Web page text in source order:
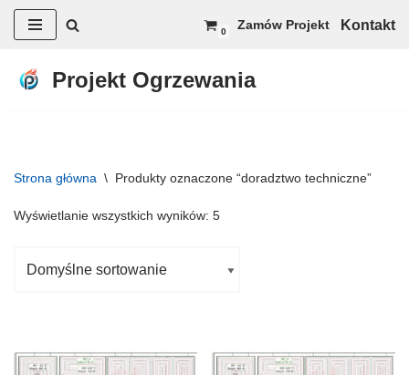
do
0 Zamów Projekt Kontakt
Projekt Ogrzewania
Strona główna \ Produkty oznaczone “doradztwo techniczne”
Wyświetlanie wszystkich wyników: 5